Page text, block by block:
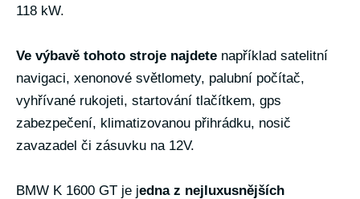
118 kW.
Ve výbavě tohoto stroje najdete například satelitní
navigaci, xenonové světlomety, palubní počítač,
vyhřívané rukojeti, startování tlačítkem, gps
zabezpečení, klimatizovanou přihrádku, nosič
zavazadel či zásuvku na 12V.
BMW K 1600 GT je jedna z nejluxusnějších